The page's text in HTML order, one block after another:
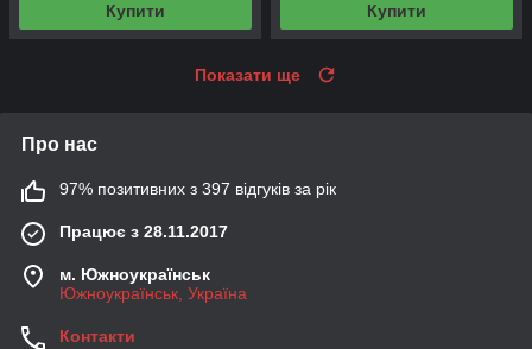
Купити Купити
Показати ще
Про нас
97% позитивних з 397 відгуків за рік
Працює з 28.11.2017
м. Южноукраїнськ
Южноукраїнськ, Україна
Контакти